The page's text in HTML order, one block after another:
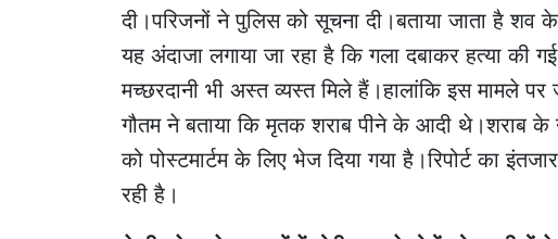
दी।परिजनों ने पुलिस को सूचना दी।बताया जाता है
यह अंदाजा लगाया जा रहा है कि गला दबाकर हत्या की
मच्छरदानी भी अस्त व्यस्त मिले हैं।हालांकि इस मामले पर
गौतम ने बताया कि मृतक शराब पीने के आदी थे।शराब
को पोस्टमार्टम के लिए भेज दिया गया है।रिपोर्ट का
रही है।